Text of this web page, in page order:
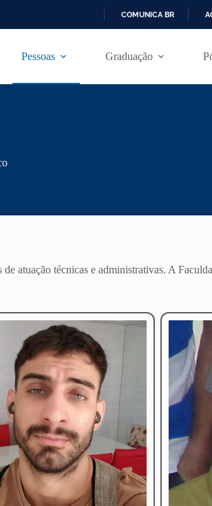
P
R
COMUNICA BR
Pessoas Graduação
atuação técnicas e administrativas. A